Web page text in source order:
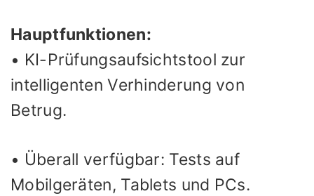
Hauptfunktionen:
• KI-Prüfungsaufsichtstool zur
intelligenten Verhinderung von
Betrug.
• Überall verfügbar: Tests auf
Mobilgeräten, Tablets und PCs.